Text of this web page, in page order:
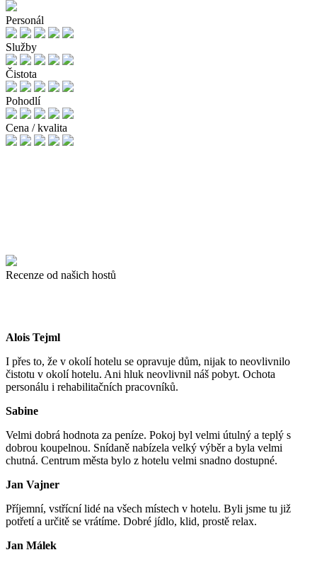
Personál
Služby
Čistota
Pohodlí
Cena / kvalita
Recenze od našich hostů
Alois Tejml
I přes to, že v okolí hotelu se opravuje dům, nijak to neovlivnilo
čistotu v okolí hotelu. Ani hluk neovlivnil náš pobyt. Ochota
personálu i rehabilitačních pracovníků.
Sabine
Velmi dobrá hodnota za peníze. Pokoj byl velmi útulný a teplý s
dobrou koupelnou. Snídaně nabízela velký výběr a byla velmi
chutná. Centrum města bylo z hotelu velmi snadno dostupné.
Jan Vajner
Příjemní, vstřícní lidé na všech místech v hotelu. Byli jsme tu již
potřetí a určitě se vrátíme. Dobré jídlo, klid, prostě relax.
Jan Málek